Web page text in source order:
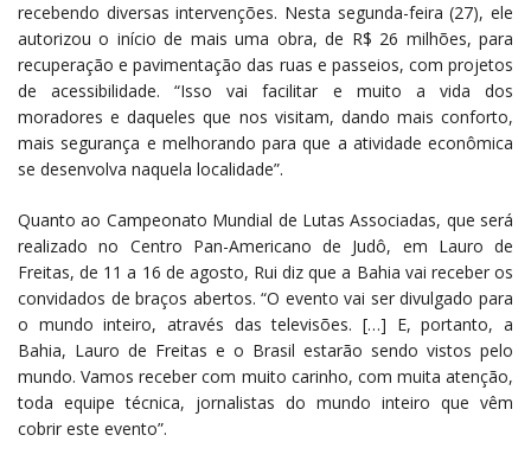
recebendo diversas intervenções. Nesta segunda-feira (27), ele
autorizou o início de mais uma obra, de R$ 26 milhões, para
recuperação e pavimentação das ruas e passeios, com projetos
de acessibilidade. “Isso vai facilitar e muito a vida dos
moradores e daqueles que nos visitam, dando mais conforto,
mais segurança e melhorando para que a atividade econômica
se desenvolva naquela localidade”.
Quanto ao Campeonato Mundial de Lutas Associadas, que será
realizado no Centro Pan-Americano de Judô, em Lauro de
Freitas, de 11 a 16 de agosto, Rui diz que a Bahia vai receber os
convidados de braços abertos. “O evento vai ser divulgado para
o mundo inteiro, através das televisões. […] E, portanto, a
Bahia, Lauro de Freitas e o Brasil estarão sendo vistos pelo
mundo. Vamos receber com muito carinho, com muita atenção,
toda equipe técnica, jornalistas do mundo inteiro que vêm
cobrir este evento”.